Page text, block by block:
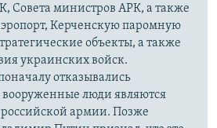
Совета министров АРК, а также
Керченскую паромную
объекты, а также
украинских войск.
отказывались
вооруженные люди являются
армии. Позже